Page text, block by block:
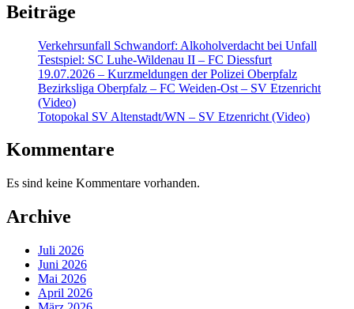
Beiträge
Verkehrsunfall Schwandorf: Alkoholverdacht bei Unfall
Testspiel: SC Luhe-Wildenau II – FC Diessfurt
19.07.2026 – Kurzmeldungen der Polizei Oberpfalz
Bezirksliga Oberpfalz – FC Weiden-Ost – SV Etzenricht
(Video)
Totopokal SV Altenstadt/WN – SV Etzenricht (Video)
Kommentare
Es sind keine Kommentare vorhanden.
Archive
Juli 2026
Juni 2026
Mai 2026
April 2026